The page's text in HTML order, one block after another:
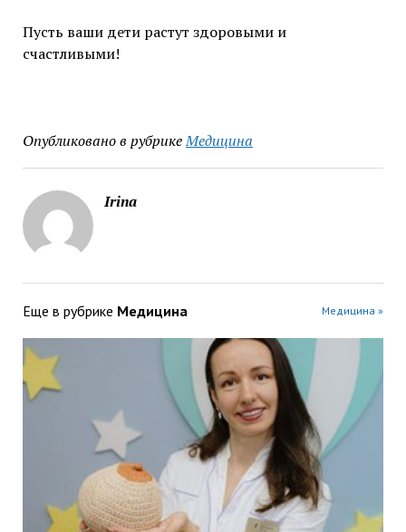
Пусть ваши дети растут здоровыми и
счастливыми!
Опубликовано в рубрикеМедицина
Irina
Еще в рубрике Медицина Медицина »